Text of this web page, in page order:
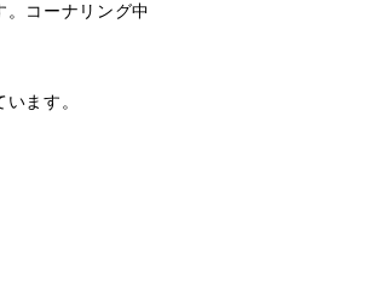
。コーナリング中
ます。